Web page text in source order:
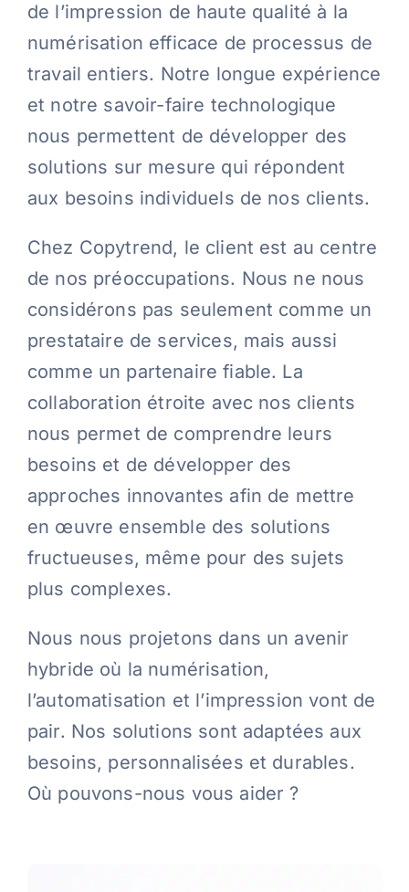
de l’impression de haute qualité à la
numérisation efficace de processus de
travail entiers. Notre longue expérience
et notre savoir-faire technologique
nous permettent de développer des
solutions sur mesure qui répondent
aux besoins individuels de nos clients.
Chez Copytrend, le client est au centre
de nos préoccupations. Nous ne nous
considérons pas seulement comme un
prestataire de services, mais aussi
comme un partenaire fiable. La
collaboration étroite avec nos clients
nous permet de comprendre leurs
besoins et de développer des
approches innovantes afin de mettre
en œuvre ensemble des solutions
fructueuses, même pour des sujets
plus complexes.
Nous nous projetons dans un avenir
hybride où la numérisation,
l’automatisation et l’impression vont de
pair. Nos solutions sont adaptées aux
besoins, personnalisées et durables.
Où pouvons-nous vous aider ?